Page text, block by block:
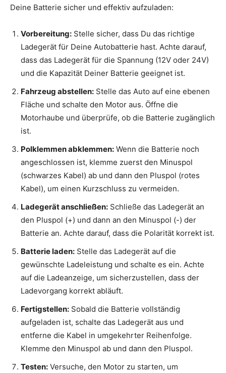
Deine Batterie sicher und effektiv aufzuladen:
Vorbereitung: Stelle sicher, dass Du das richtige
Ladegerät für Deine Autobatterie hast. Achte darauf,
dass das Ladegerät für die Spannung (12V oder 24V)
und die Kapazität Deiner Batterie geeignet ist.
Fahrzeug abstellen: Stelle das Auto auf eine ebenen
Fläche und schalte den Motor aus. Öffne die
Motorhaube und überprüfe, ob die Batterie zugänglich
ist.
Polklemmen abklemmen: Wenn die Batterie noch
angeschlossen ist, klemme zuerst den Minuspol
(schwarzes Kabel) ab und dann den Pluspol (rotes
Kabel), um einen Kurzschluss zu vermeiden.
Ladegerät anschließen: Schließe das Ladegerät an
den Pluspol (+) und dann an den Minuspol (-) der
Batterie an. Achte darauf, dass die Polarität korrekt ist.
Batterie laden: Stelle das Ladegerät auf die
gewünschte Ladeleistung und schalte es ein. Achte
auf die Ladeanzeige, um sicherzustellen, dass der
Ladevorgang korrekt abläuft.
Fertigstellen: Sobald die Batterie vollständig
aufgeladen ist, schalte das Ladegerät aus und
entferne die Kabel in umgekehrter Reihenfolge.
Klemme den Minuspol ab und dann den Pluspol.
Testen: Versuche, den Motor zu starten, um